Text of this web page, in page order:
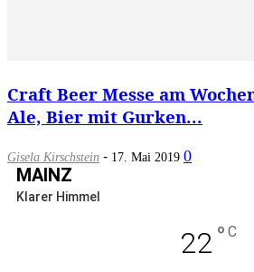
Craft Beer Messe am
Ale, Bier mit Gurken...
Gisela Kirschstein - 17. Mai 2019 0
MAINZ
Klarer Himmel
22 ° C